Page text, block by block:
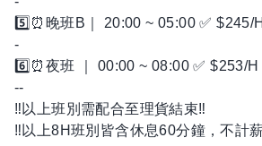
5️⃣⏰晚班B｜ 20:00 ~ 05:00 ✅ $245/H
-
6️⃣⏰夜班 ｜ 00:00 ~ 08:00 ✅ $253/
--
‼️以上班別需配合至理貨結束‼️
‼️以上8H班別皆含休息60分鐘，不計